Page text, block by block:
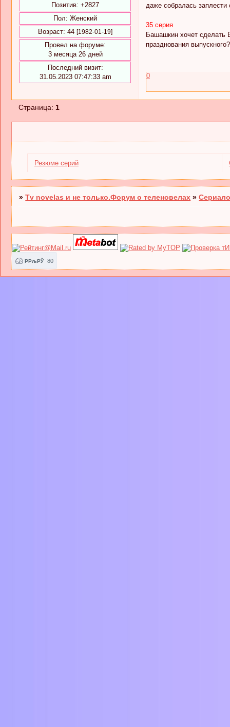
Позитив: +2827
Пол: Женский
Возраст: 44 [1982-01-19]
Провел на форуме:
3 месяца 26 дней
Последний визит:
31.05.2023 07:47:33 am
даже собралась заплести
35 серия
Башашкин хочет сделать
празднования выпускного?
0
Страница: 1
Резюме серий
»Tv novelas и не только.Форум о теленовелах »
РРљРЎ 80